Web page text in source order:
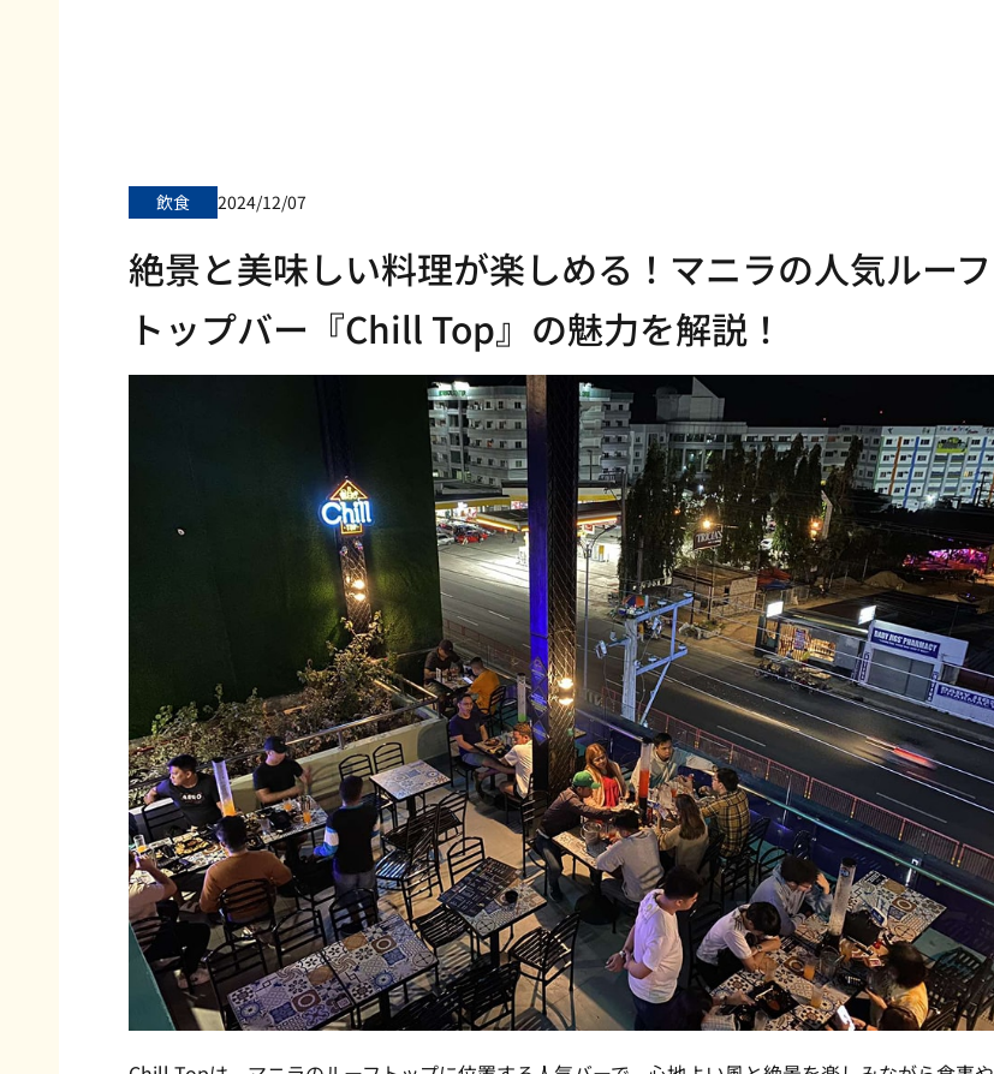
飲食 2024/12/07
絶景と美味しい料理が楽しめる！マニラの人気ルーフ
トップバー『Chill Top』の魅力を解説！